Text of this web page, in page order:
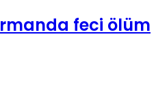
feci ölüm